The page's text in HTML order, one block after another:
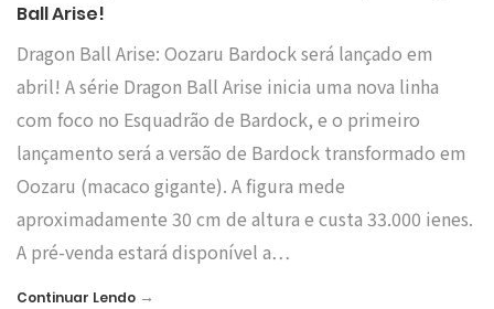
Ball Arise!
Dragon Ball Arise: Oozaru Bardock será lançado em
abril! A série Dragon Ball Arise inicia uma nova linha
com foco no Esquadrão de Bardock, e o primeiro
lançamento será a versão de Bardock transformado em
Oozaru (macaco gigante). A figura mede
aproximadamente 30 cm de altura e custa 33.000 ienes.
A pré-venda estará disponível a…
Continuar Lendo →